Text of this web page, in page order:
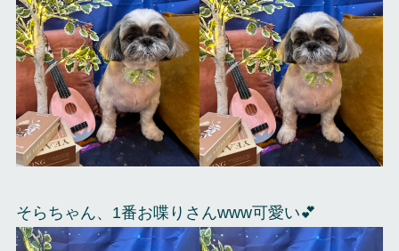
そらちゃん、1番お喋りさんwww可愛い💕